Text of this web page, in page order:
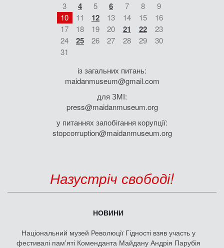
3 4 5 6 7 8
9
10
11 12 13 14 15
16
17
18 19 20 21 22
23
24
25 26 27 28 29
30
31
із загальних питань:
maidanmuseum@gmail.com
для ЗМІ:
press@maidanmuseum.org
у питаннях запобігання корупції:
stopcorruption@maidanmuseum.org
Назустріч свободі!
НОВИНИ
Національний музей Революції Гідності взяв участь у
фестивалі пам'яті Коменданта Майдану Андрія Парубія